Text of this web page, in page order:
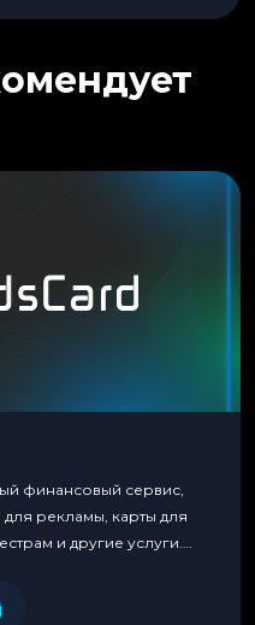
финансовый сервис,
рекламы, карты для
и другие услуги.